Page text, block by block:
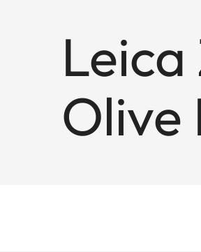
Leica
Olive